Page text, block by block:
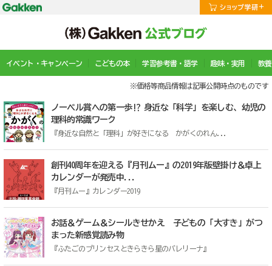
イベント・キャンペーン こどもの本 学習参考書・語学 趣味・実用 教
※価格等商品情報は記事公開時点のものです
ノーベル賞への第一歩!? 身近な「科学」を楽しむ、幼児の
理科的常識ワーク
『身近な自然と「理科」が好きになる かがくのれん...
創刊40周年を迎える『月刊ムー』の2019年版壁掛け＆卓上
カレンダーが発売中...
『月刊ムー』カレンダー2019
お話＆ゲーム＆シールきせかえ 子どもの「大すき」がつ
まった新感覚読み物
『ふたごのプリンセスときらきら星のバレリーナ』